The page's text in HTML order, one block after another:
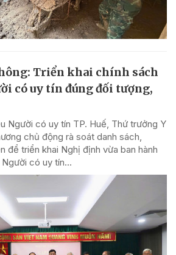
Triển khai chính sách
có uy tín đúng đối tượng,
Người có uy tín TP. Huế, Thứ trưởng Y
chủ động rà soát danh sách,
để triển khai Nghị định vừa ban hành
có uy tín...